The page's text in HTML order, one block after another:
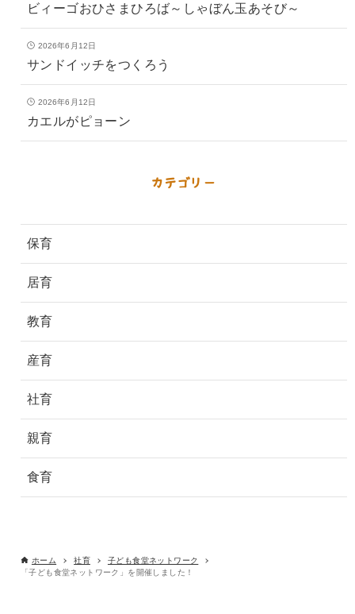
ビィーゴおひさまひろば～しゃぼん玉あそび～
2026年6月12日
サンドイッチをつくろう
2026年6月12日
カエルがピョーン
カテゴリー
保育
居育
教育
産育
社育
親育
食育
ホーム 社育
子ども食堂ネットワーク
「子ども食堂ネットワーク」を開催しました！